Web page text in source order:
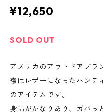
¥12,650
SOLD OUT
アメリカのアウトドアブラ
襟はレザーになったハンテ
のアイテムです。
身幅がかなりあり、ガバっ